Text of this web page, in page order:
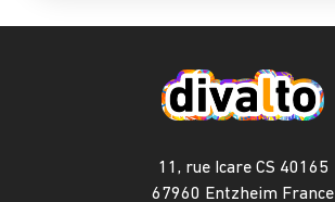
11, rue Icare CS 40165
67960 Entzheim France